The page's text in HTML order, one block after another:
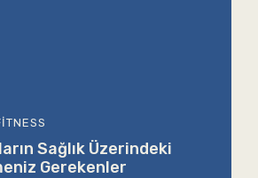
Sağlık Üzerindeki
Gerekenler